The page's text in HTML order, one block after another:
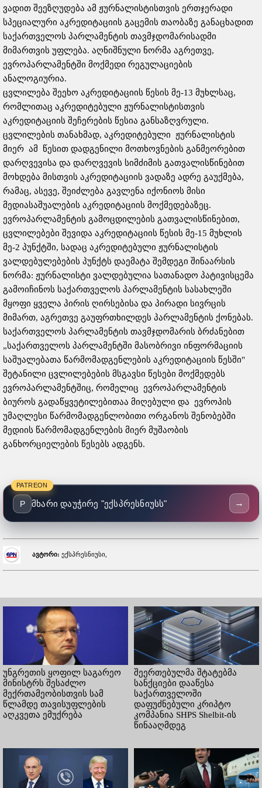
ვადით შეეზღუდება ამ ჟურნალისტისთვის ერთჯერადი
სპეციალური აკრედიტაციის გაცემის თაობაზე განაცხადით
საქართველოს პარლამენტის თავმჯდომარისადმი
მიმართვის უფლება. აღნიშნული ნორმა აგრეთვე,
ევროპარლამენტში მოქმედი რეგულაციების
ანალოგიურია.
ცვლილება შეეხო აკრედიტაციის წესის მე-13 მუხლსაც,
რომლითაც აკრედიტებული ჟურნალისტისთვის
აკრედიტაციის შეჩერების წესია განსაზღვრული.
ცვლილების თანახმად, აკრედიტებული ჟურნალისტის
მიერ ამ წესით დადგენილი მოთხოვნების განმეორებით
დარღვევისა და დარღვევის სიმძიმის გათვალისწინებით
მოხდება მისთვის აკრედიტაციის ვადაზე ადრე გაუქმება,
რამაც, ასევე, შეიძლება გავლენა იქონიოს მისი
მედიასაშუალების აკრედიტაციის მოქმედებაზეც.
ევროპარლამენტის გამოცდილების გათვალისწინებით,
ცვლილებები შევიდა აკრედიტაციის წესის მე-15 მუხლის
მე-2 პუნქტში, სადაც აკრედიტებული ჟურნალისტის
ვალდებულებების პუნქტს დაემატა შემდეგი შინაარსის
ნორმა: ჟურნალისტი ვალდებულია სათანადო პატივისცემა
გამოიჩინოს საქართველოს პარლამენტის სასახლეში
მყოფი ყველა პირის ღირსებისა და პირადი სივრცის
მიმართ, აგრეთვე გაუფრთხილდეს პარლამენტის ქონებას.
საქართველოს პარლამენტის თავმჯდომარის ბრძანებით
„საქართველოს პარლამენტში მასობრივი ინფორმაციის
საშუალებათა წარმომადგენლების აკრედიტაციის წესში"
შეტანილი ცვლილებების მსგავსი წესები მოქმედებს
ევროპარლამენტშიც, რომელიც ევროპარლამენტის
ბიუროს გადაწყვეტილებითაა მიღებული და ევროპის
უმაღლესი წარმომადგენლობითი ორგანოს შენობებში
მედიის წარმომადგენლების მიერ მუშაობის
განხორციელების წესებს ადგენს.
PATREON
P მხარი დაუჭირე "ექსპრესნიუსს" →
ავტორი: ექსპრესნიუსი,
უნგრეთის ყოფილ საგარეო
მინისტრს შესაძლო
მექრთამეობისთვის სამ
წლამდე თავისუფლების
აღკვეთა ემუქრება
შეერთებულმა შტატებმა
სანქციები დააწესა
საქართველოში
დაფუძნებული კრიპტო
კომპანია SHPS Shelbit-ის
წინააღმდეგ